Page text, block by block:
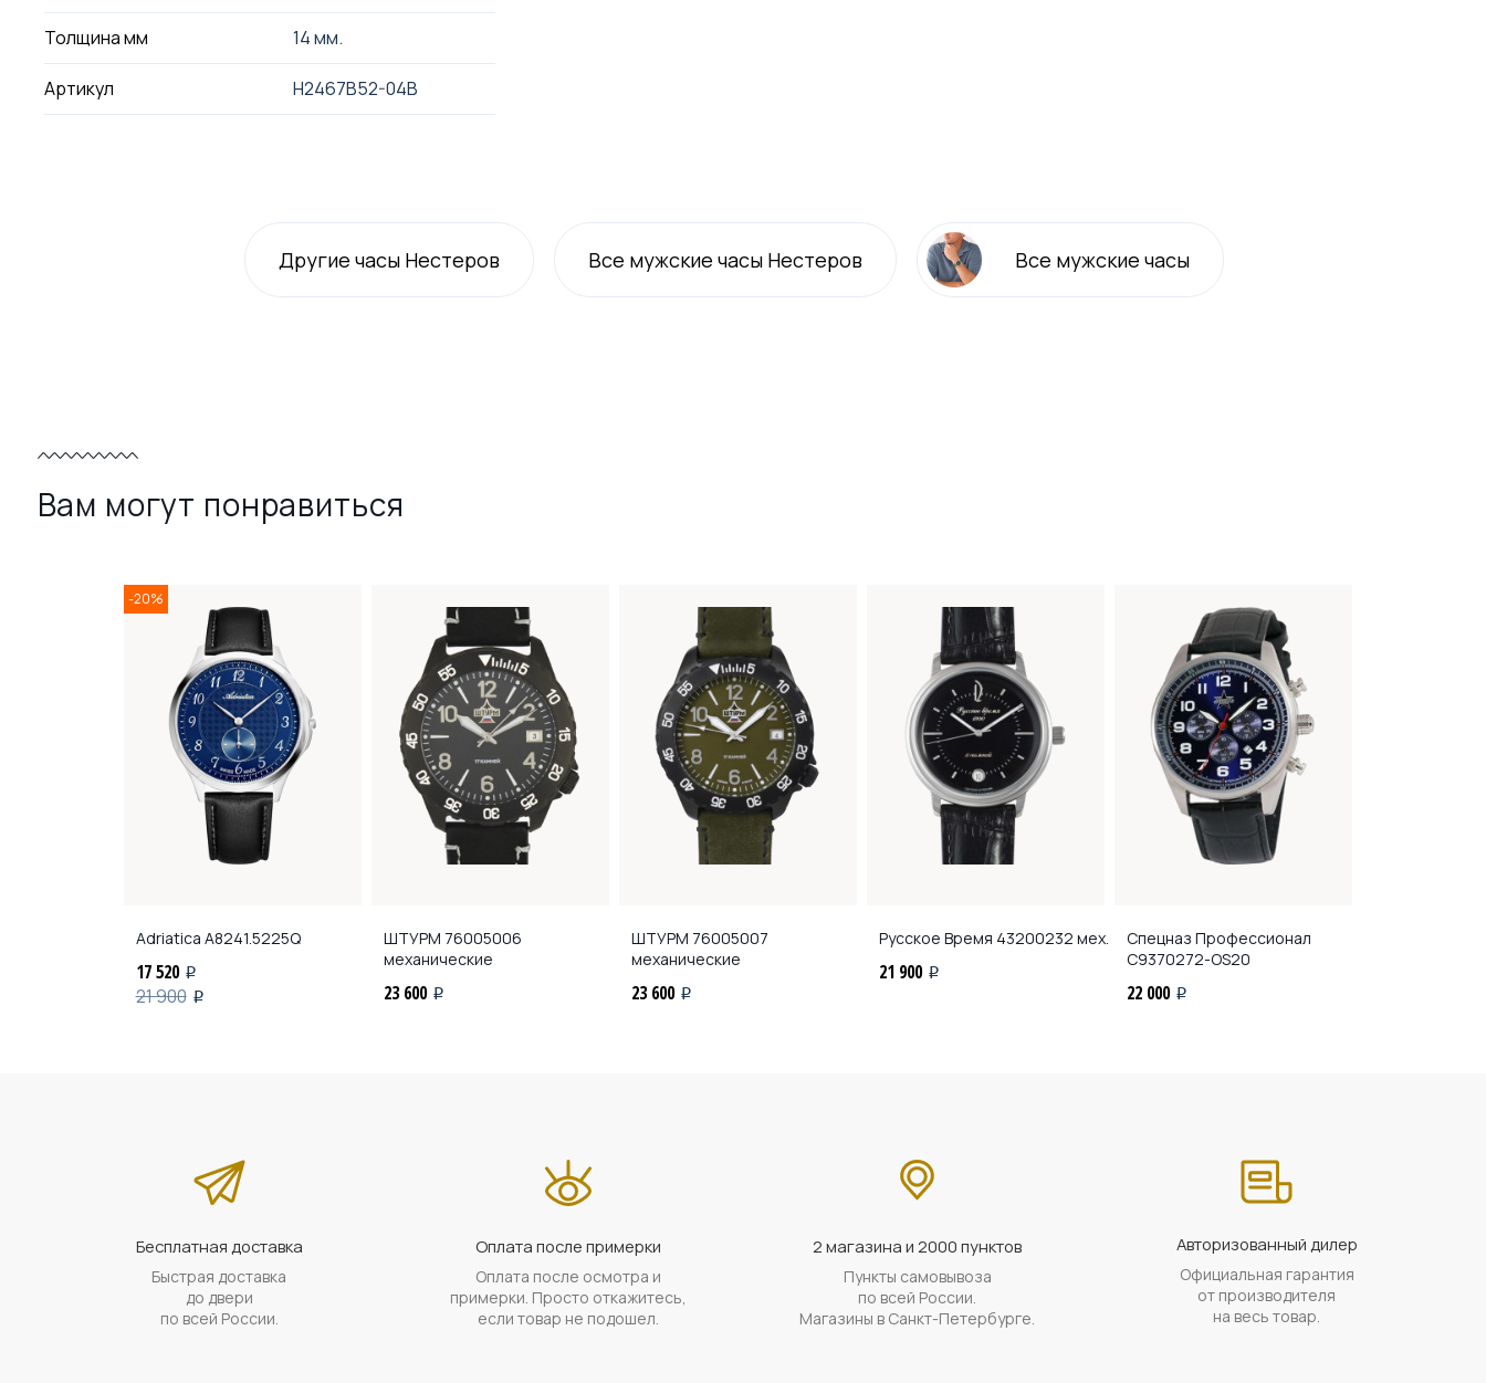
Толщина мм 14 мм.
Артикул H2467B52-04B
Другие часы Нестеров Все мужские часы Нестеров Все мужские часы
Вам могут понравиться
-20%
Adriatica A8241.5225Q
17 520 i
21 900 i
ШТУРМ 76005006
механические
23 600 i
ШТУРМ 76005007
механические
23 600 i
Русское Время 43200232 мех.
21 900 i
Спецназ Профессионал
С9370272-OS20
22 000 i
Бесплатная доставка
Быстрая доставка
до двери
по всей России.
Оплата после примерки
Оплата после осмотра и
примерки. Просто откажитесь,
если товар не подошел.
2 магазина и 2000 пунктов
Пункты самовывоза
по всей России.
Магазины в Санкт-Петербурге.
Авторизованный дилер
Официальная гарантия
от производителя
на весь товар.